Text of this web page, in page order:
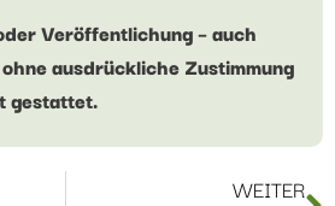
Veröffentlichung – auch
ausdrückliche Zustimmung
gestattet.
WEITER